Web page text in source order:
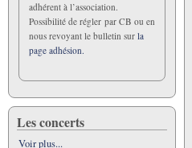
adhérent à l’association.
Possibilité de régler par CB ou en
nous revoyant le bulletin sur la
page adhésion.
Les concerts
Voir plus...